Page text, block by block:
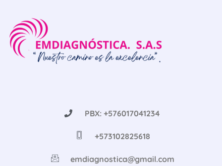
PBX: +576017041234
+573102825618
emdiagnostica@gmail.com